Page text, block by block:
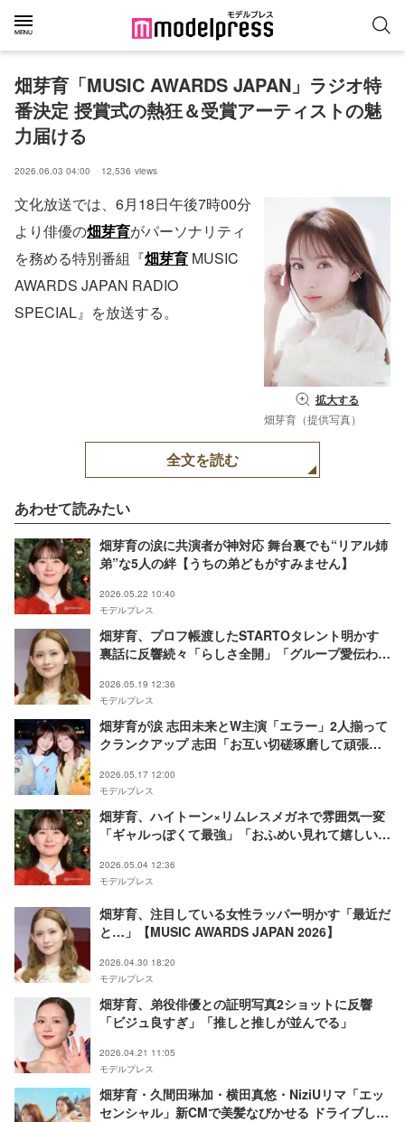
畑芽育「MUSIC AWARDS JAPAN」ラジオ特
番決定 授賞式の熱狂＆受賞アーティストの魅
力届ける
2026.06.03 04:00 12,536 views
拡大する
畑芽育（提供写真）
文化放送では、6月18日午後7時00分
より俳優の畑芽育がパーソナリティ
を務める特別番組『畑芽育 MUSIC
AWARDS JAPAN RADIO
SPECIAL』を放送する。
全文を読む
あわせて読みたい
畑芽育の涙に共演者が神対応 舞台裏でも“リアル姉
弟”な5人の絆【うちの弟どもがすみません】
2026.05.22 10:40
モデルプレス
畑芽育、プロフ帳渡したSTARTOタレント明かす
裏話に反響続々「らしさ全開」「グループ愛伝わ
2026.05.19 12:36
モデルプレス
畑芽育が涙 志田未来とW主演「エラー」2人揃って
クランクアップ 志田「お互い切磋琢磨して頑張れ
2026.05.17 12:00
モデルプレス
畑芽育、ハイトーン×リムレスメガネで雰囲気一変
「ギャルっぽくて最強」「おふめい見れて嬉しい」
2026.05.04 12:36
モデルプレス
畑芽育、注目している女性ラッパー明かす「最近だ
と…」【MUSIC AWARDS JAPAN 2026】
2026.04.30 18:20
モデルプレス
畑芽育、弟役俳優との証明写真2ショットに反響
「ビジュ良すぎ」「推しと推しが並んでる」
2026.04.21 11:05
モデルプレス
畑芽育・久間田琳加・横田真悠・NiziUリマ「エッ
センシャル」新CMで美髪なびかせる ドライブしな